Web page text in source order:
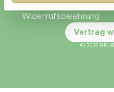
Lieferkonditionen
Widerrufsbelehrung
Vertrag
© 2026